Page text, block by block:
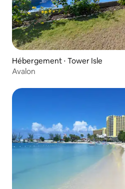
Hébergement ⋅ Tower Isle
Avalon